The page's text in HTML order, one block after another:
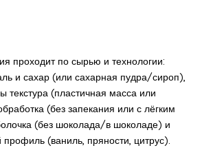
проходит по сырью и технологии:
и сахар (или сахарная пудра/сироп),
текстура (пластичная масса или
(без запекания или с лёгким
(без шоколада/в шоколаде) и
профиль (ваниль, пряности, цитрус).